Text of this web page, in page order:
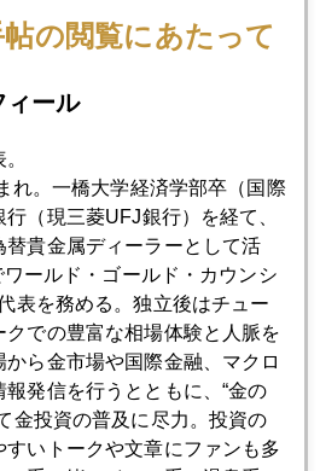
性投資家の資質
るか
」資産
本音
の閲覧にあたって
ィール
れ。一橋大学経済学部卒（国際
（現三菱UFJ銀行）を経て、
替貴金属ディーラーとして活
ールド・ゴールド・カウンシ
表を務める。独立後はチュー
クでの豊富な相場体験と人脈を
から金市場や国際金融、マクロ
発信を行うとともに、“金の
金投資の普及に尽力。投資の
いトークや文章にファンも多